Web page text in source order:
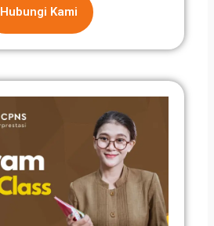
Hubungi Kami